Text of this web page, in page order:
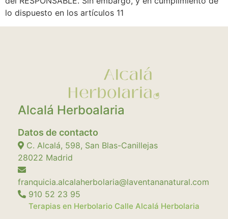
lo dispuesto en los artículos 11
Alcalá Herboalaria
Datos de contacto
C. Alcalá, 598, San Blas-Canillejas
28022 Madrid
franquicia.alcalaherbolaria@laventananatural.com
910 52 23 95
Terapias en Herbolario Calle Alcalá Herbolaria